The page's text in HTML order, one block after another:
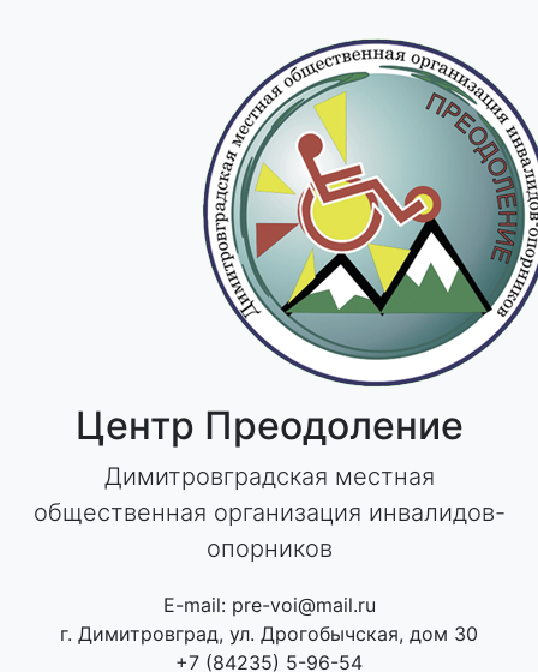
Центр Преодоление
Димитровградская местная
общественная организация инвалидов-
опорников
E-mail: pre-voi@mail.ru
г. Димитровград, ул. Дрогобычская, дом 30
+7 (84235) 5-96-54